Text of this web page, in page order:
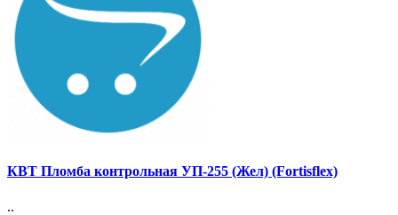
КВТ Пломба контрольная УП-255 (Жел) (Fortisflex)
..